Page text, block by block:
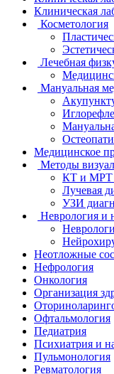
Клиническая
Косметология
Лечебная
Мануальная
Медицинское
Методы
КТ и МРТ
Лучевая
УЗИ
Неврология и
Неотложные
Нефрология
Онкология
Организация
Офтальмология
Педиатрия
Психиатрия и
Пульмонология
Ревматология